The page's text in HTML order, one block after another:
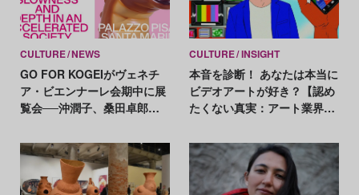
CULTURE NEWS
GO FOR KOGEIがヴェネチ
ア・ビエンナーレ会期中に展
覧会──沖潤子、桑田卓郎、
こと」を問い直す
CULTURE INSIGHT
本音を診断！ あなたは本当に
ビデオアートが好き？【認め
たくない真実：アート業界の